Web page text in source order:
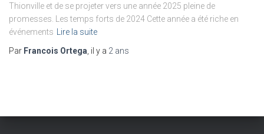
Thionville et de se projeter vers une année 2025 pleine de
promesses. Les temps forts de 2024 Cette année a été riche en
événements
Lire la suite
Par Francois Ortega , il y a 2 ans